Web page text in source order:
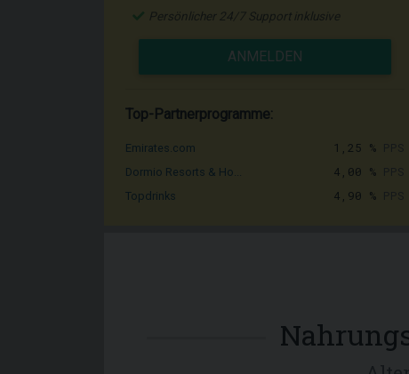
Persönlicher 24/7 Support inklusive
ANMELDEN
Top-Partnerprogramme:
Emirates.com 1,25 %
Dormio Resorts & Ho... 4,00 %
Topdrinks 4,90 %